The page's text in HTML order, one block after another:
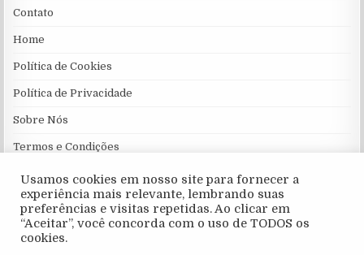
Contato
Home
Política de Cookies
Política de Privacidade
Sobre Nós
Termos e Condições
Usamos cookies em nosso site para fornecer a
experiência mais relevante, lembrando suas
preferências e visitas repetidas. Ao clicar em
“Aceitar”, você concorda com o uso de TODOS os
cookies.